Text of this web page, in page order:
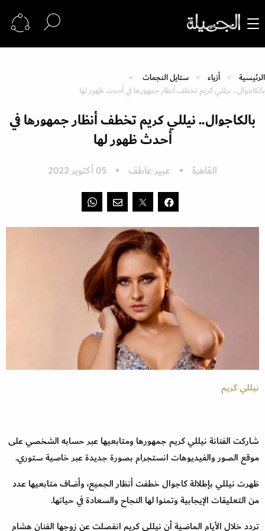
الرئيسية أزياء
ستايل النجمات
بالكاجوال.. نيللي كريم تخطف أنظار جمهورها في أحدث ظهور لها
بالكاجوال.. نيللي كريم تخطف أنظار جمهورها في
أحدث ظهور لها
القاهرة عبير عاطف 05 أكتوبر 2022
نيللي كريم
شاركت الفنانة نيللي كريم جمهورها ومتابعيها عبر حسابه الشخصي على
موقع الصور والفيديوهات انستجرام بصورة جديدة عبر خاصية ستوري.
ظهرت نيللي بإطلالة كاجوال خطفت أنظار الجميع، وأضاف متابعيها عدد
من التعليقات الإيجابية وتمنوا لها النجاح والسعادة في حياتها.
تردد خلال الأيام الماضية أن نيللي كريم انفصلت عن زوجها الفنان هشام